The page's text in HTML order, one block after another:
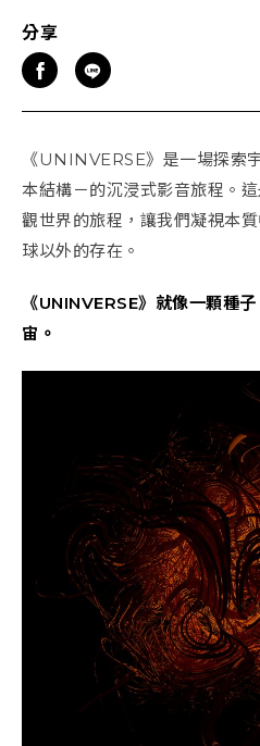
分享
《UNINVERSE》是一場探索
本結構－的沉浸式影音旅程。
觀世界的旅程，讓我們凝視本
球以外的存在。
《UNINVERSE》就像一顆種
宙。